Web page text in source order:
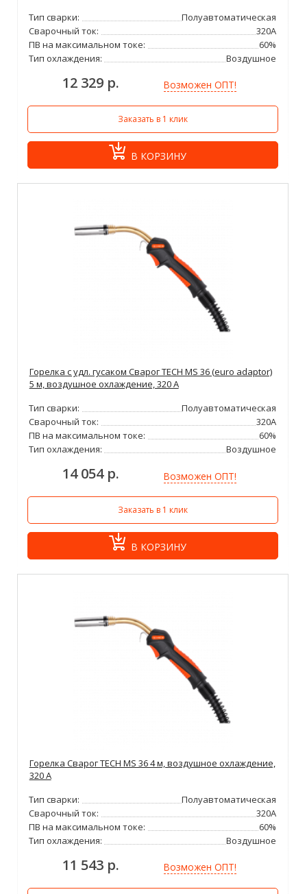
Тип сварки:
Полуавтоматическая
Сварочный ток:
320А
ПВ на максимальном токе:
60%
Тип охлаждения:
Воздушное
12 329 р. Возможен ОПТ!
Заказать в 1 клик
В КОРЗИНУ
Горелка с удл. гусаком Сварог TECH MS 36 (euro adaptor)
5 м, воздушное охлаждение, 320 А
Тип сварки:
Полуавтоматическая
Сварочный ток:
320А
ПВ на максимальном токе:
60%
Тип охлаждения:
Воздушное
14 054 р. Возможен ОПТ!
Заказать в 1 клик
В КОРЗИНУ
Горелка Сварог TECH MS 36 4 м, воздушное охлаждение,
320 А
Тип сварки:
Полуавтоматическая
Сварочный ток:
320А
ПВ на максимальном токе:
60%
Тип охлаждения:
Воздушное
11 543 р. Возможен ОПТ!